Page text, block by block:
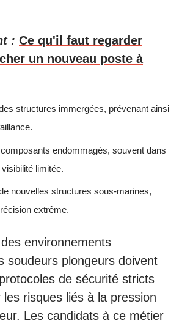
: Ce qu'il faut regarder
un nouveau poste à
structures immergées, prévenant ainsi
endommagés, souvent dans
limitée.
nouvelles structures sous-marines,
extrême.
environnements
soudeurs plongeurs doivent
de sécurité stricts
risques liés à la pression
Les candidats à ce métier